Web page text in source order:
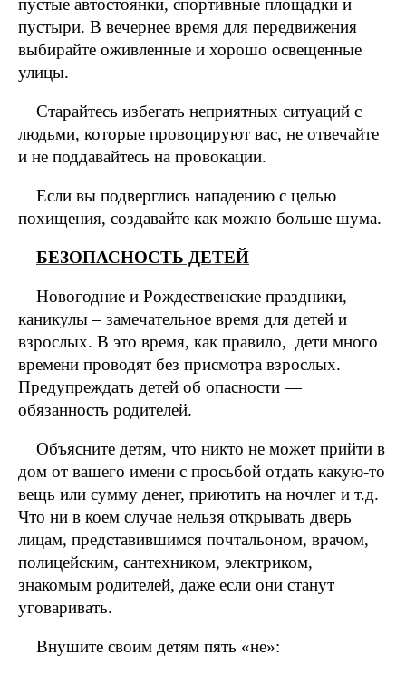
пустые автостоянки, спортивные площадки и
пустыри. В вечернее время для передвижения
выбирайте оживленные и хорошо освещенные
улицы.
Старайтесь избегать неприятных ситуаций с
людьми, которые провоцируют вас, не отвечайте
и не поддавайтесь на провокации.
Если вы подверглись нападению с целью
похищения, создавайте как можно больше шума.
БЕЗОПАСНОСТЬ ДЕТЕЙ
Новогодние и Рождественские праздники,
каникулы – замечательное время для детей и
взрослых. В это время, как правило, дети много
времени проводят без присмотра взрослых.
Предупреждать детей об опасности —
обязанность родителей.
Объясните детям, что никто не может прийти в
дом от вашего имени с просьбой отдать какую-то
вещь или сумму денег, приютить на ночлег и т.д.
Что ни в коем случае нельзя открывать дверь
лицам, представившимся почтальоном, врачом,
полицейским, сантехником, электриком,
знакомым родителей, даже если они станут
уговаривать.
Внушите своим детям пять «не»: